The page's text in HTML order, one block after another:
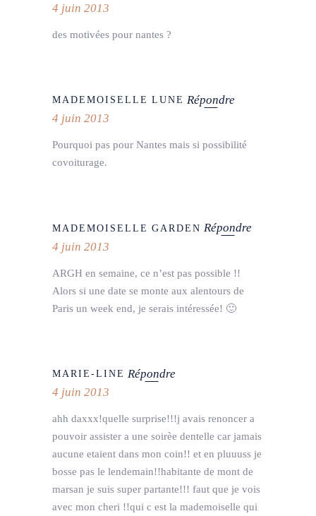
4 juin 2013
des motivées pour nantes ?
MADEMOISELLE LUNE Répondre
4 juin 2013
Pourquoi pas pour Nantes mais si possibilité
covoiturage.
MADEMOISELLE GARDEN Répondre
4 juin 2013
ARGH en semaine, ce n’est pas possible !!
Alors si une date se monte aux alentours de
Paris un week end, je serais intéressée! 🙂
MARIE-LINE Répondre
4 juin 2013
ahh daxxx!quelle surprise!!!j avais renoncer a
pouvoir assister a une soirèe dentelle car jamais
aucune etaient dans mon coin!! et en pluuuss je
bosse pas le lendemain!!habitante de mont de
marsan je suis super partante!!! faut que je vois
avec mon cheri !!qui c est la mademoiselle qui